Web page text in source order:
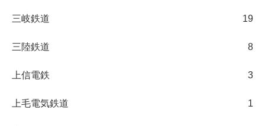
三岐鉄道 19
三陸鉄道 8
上信電鉄 3
上毛電気鉄道 1